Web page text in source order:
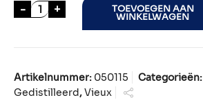
- HOPPE VIEUX 100cl aantal
+ TOEVOEGEN AAN
WINKELWAGEN
Artikelnummer: 050115 Categorieën:
Gedistilleerd,Vieux